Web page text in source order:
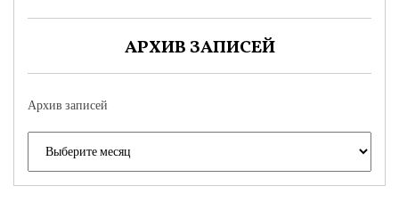
АРХИВ ЗАПИСЕЙ
Архив записей